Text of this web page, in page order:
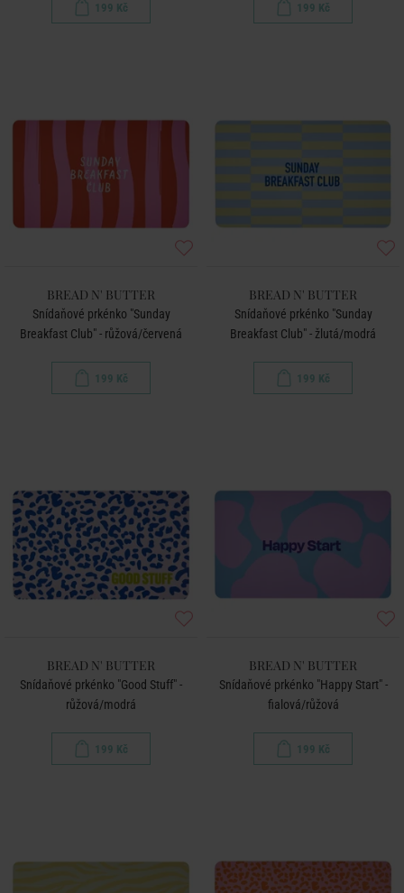
199 Kč 199 Kč
BREAD N' BUTTER
Snídaňové prkénko "Sunday
Breakfast Club" - růžová/červená
199 Kč
BREAD N' BUTTER
Snídaňové prkénko "Sunday
Breakfast Club" - žlutá/modrá
199 Kč
BREAD N' BUTTER
Snídaňové prkénko "Good Stuff" -
růžová/modrá
199 Kč
BREAD N' BUTTER
Snídaňové prkénko "Happy Start" -
fialová/růžová
199 Kč